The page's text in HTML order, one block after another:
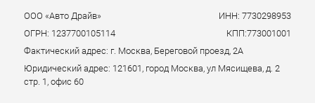
ООО «Авто Драйв»
ИНН: 7730298953
ОГРН: 1237700105114
КПП:773001001
Фактический адрес: г. Москва, Береговой проезд, 2А
Юридический адрес: 121601, город Москва, ул Мясищева, д. 2
стр. 1, офис 60